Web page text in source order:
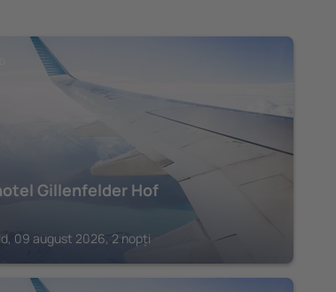
Gillenfelder Hof
09 august 2026, 2 nopți